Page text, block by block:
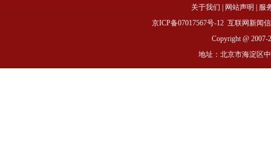
关于我们 网站声明
服
京ICP备07017567号-12 互联网新闻
Copyright @ 2007-
地址：北京市海淀区